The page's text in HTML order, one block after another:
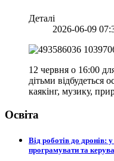
Деталі
2026-06-09
12 червня о 16:00
дітьми відбудеться
каякінг, музику,
Освіта
Від роботів до дронів:
програмувати та